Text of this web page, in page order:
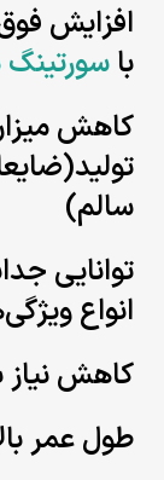
افزایش
با
کاهش
سالم)
توانایی
انواع
کاهش نیاز
طول عمر